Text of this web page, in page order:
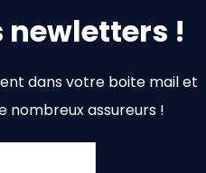
newletters !
dans votre boite mail et
nombreux assureurs !